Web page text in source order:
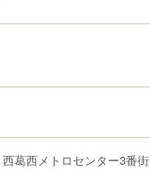
西葛西メトロセンター3番街